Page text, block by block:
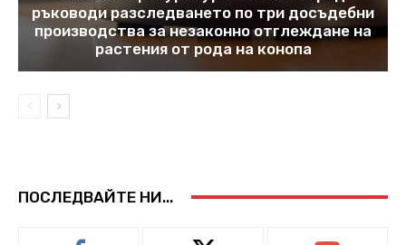
ръководи разследването по три досъдебни
производства за незаконно отглеждане на
растения от рода на конопа
ПОСЛЕДВАЙТЕ НИ...